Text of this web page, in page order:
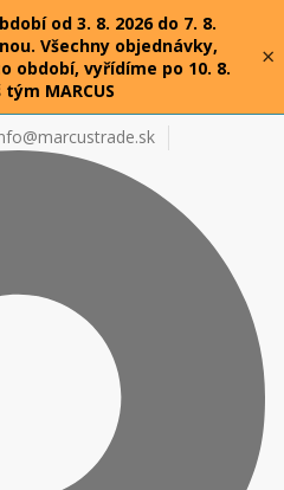
od 3. 8. 2026 do 7. 8.
Všechny objednávky,
období, vyřídíme po 10. 8.
tým MARCUS
×